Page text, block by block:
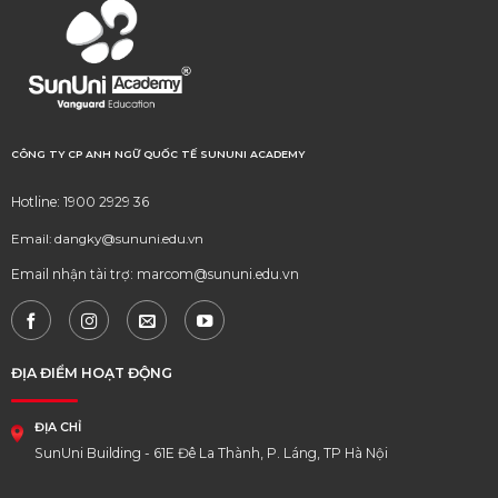
CÔNG TY CP ANH NGỮ QUỐC TẾ SUNUNI ACADEMY
Hotline: 1900 2929 36
Email: dangky@sununi.edu.vn
Email nhận tài trợ: marcom@sununi.edu.vn
ĐỊA ĐIỂM HOẠT ĐỘNG
ĐỊA CHỈ
SunUni Building - 61E Đê La Thành, P. Láng, TP Hà Nội